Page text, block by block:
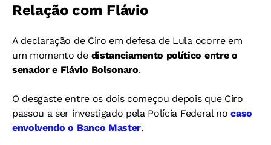
Relação com Flávio
A declaração de Ciro em defesa de Lula ocorre em
um momento de distanciamento político entre o
senador e Flávio Bolsonaro.
O desgaste entre os dois começou depois que Ciro
passou a ser investigado pela Polícia Federal nocaso
envolvendo o Banco Master.